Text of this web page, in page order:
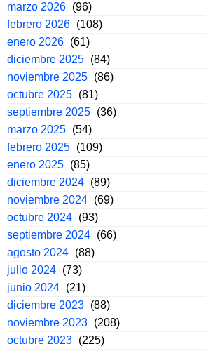
marzo 2026 (96)
febrero 2026 (108)
enero 2026 (61)
diciembre 2025 (84)
noviembre 2025 (86)
octubre 2025 (81)
septiembre 2025 (36)
marzo 2025 (54)
febrero 2025 (109)
enero 2025 (85)
diciembre 2024 (89)
noviembre 2024 (69)
octubre 2024 (93)
septiembre 2024 (66)
agosto 2024 (88)
julio 2024 (73)
junio 2024 (21)
diciembre 2023 (88)
noviembre 2023 (208)
octubre 2023 (225)